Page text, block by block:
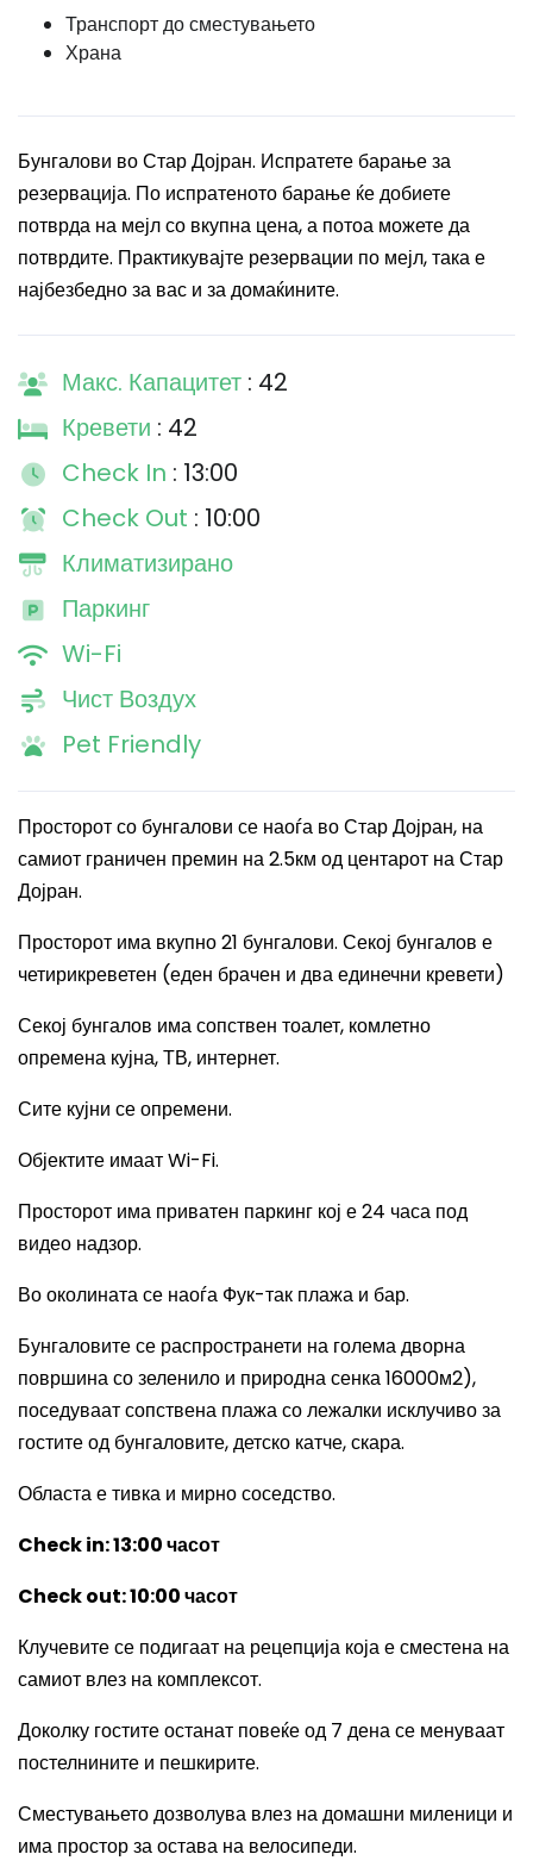
Транспорт до сместувањето
Храна
Бунгалови во Стар Дојран. Испратете барање за
резервација. По испратеното барање ќе добиете
потврда на мејл со вкупна цена, а потоа можете да
потврдите. Практикувајте резервации по мејл, така е
најбезбедно за вас и за домаќините.
Макс. Капацитет : 42
Кревети : 42
Check In : 13:00
Check Out : 10:00
Климатизирано
Паркинг
Wi-Fi
Чист Воздух
Pet Friendly
Просторот со бунгалови се наоѓа воСтар Дојран, на
самиот граничен премин на2.5км од центарот на Стар
Дојран.
Просторот има вкупно 21 бунгалови. Секој бунгалов е
четирикреветен (еден брачен и два единечни кревети)
Секој бунгалов има сопствен тоалет, комлетно
опремена кујна, ТВ, интернет.
Сите кујни се опремени.
Објектите имаатWi-Fi.
Просторот има приватен паркинг кој е 24 часа под
видео надзор.
Во околината се наоѓа Фук-так плажа и бар.
Бунгаловите се распространети на голема дворна
површина со зеленило и природна сенка 16000м2),
поседуваат сопствена плажа со лежалки исклучиво за
гостите од бунгаловите, детско катче, скара.
Областа е тивка и мирно соседство.
Check in: 13:00часот
Check out: 10:00часот
Клучевите се подигаат на рецепција која е сместена на
самиот влез на комплексот.
Доколку гостите останат повеќе од 7 дена се менуваат
постелнините и пешкирите.
Сместувањето дозволува влез на домашни миленици и
има простор за остава на велосипеди.